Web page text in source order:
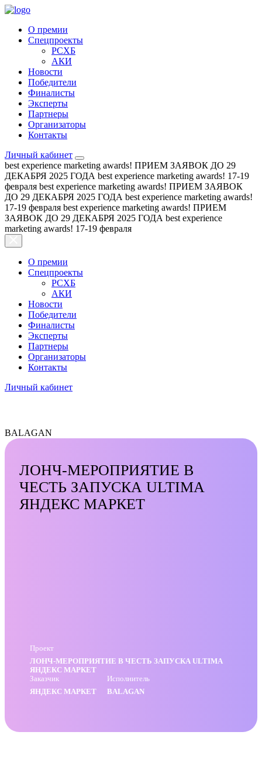
О премии
Спецпроекты
РСХБ
АКИ
Новости
Победители
Финалисты
Эксперты
Партнеры
Организаторы
Контакты
Личный кабинет
best experience marketing awards! ПРИЕМ ЗАЯВОК ДО 29
ДЕКАБРЯ 2025 ГОДА best experience marketing awards! 17-19
февраля best experience marketing awards! ПРИЕМ ЗАЯВОК
ДО 29 ДЕКАБРЯ 2025 ГОДА best experience marketing awards!
17-19 февраля best experience marketing awards! ПРИЕМ
ЗАЯВОК ДО 29 ДЕКАБРЯ 2025 ГОДА best experience
marketing awards! 17-19 февраля
О премии
Спецпроекты
РСХБ
АКИ
Новости
Победители
Финалисты
Эксперты
Партнеры
Организаторы
Контакты
Личный кабинет
BALAGAN
ЛОНЧ-МЕРОПРИЯТИЕ В
ЧЕСТЬ ЗАПУСКА ULTIMA
ЯНДЕКС МАРКЕТ
Проект
ЛОНЧ-МЕРОПРИЯТИЕ В ЧЕСТЬ ЗАПУСКА ULTIMA
ЯНДЕКС МАРКЕТ
Заказчик
ЯНДЕКС МАРКЕТ
Исполнитель
BALAGAN